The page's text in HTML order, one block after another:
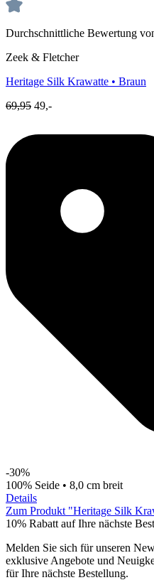
Durchschnittliche Bewertung
Zeek & Fletcher
Heritage Silk Krawatte • Braun
69,95 49,-
-30%
100% Seide • 8,0 cm breit
Details
Zum Produkt "Heritage Silk
10% Rabatt auf Ihre nächste
Melden Sie sich für unseren
exklusive Angebote und
für Ihre nächste Bestellung.